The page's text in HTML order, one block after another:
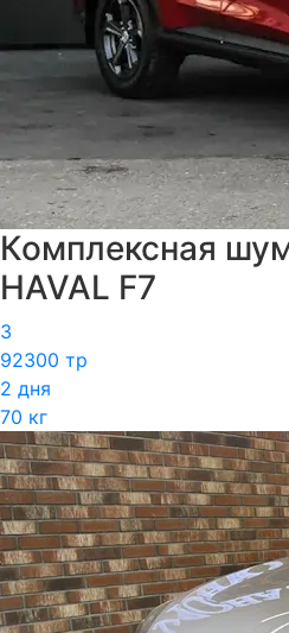
Комплексная
HAVAL F7
3
92300 тр
2 дня
70 кг